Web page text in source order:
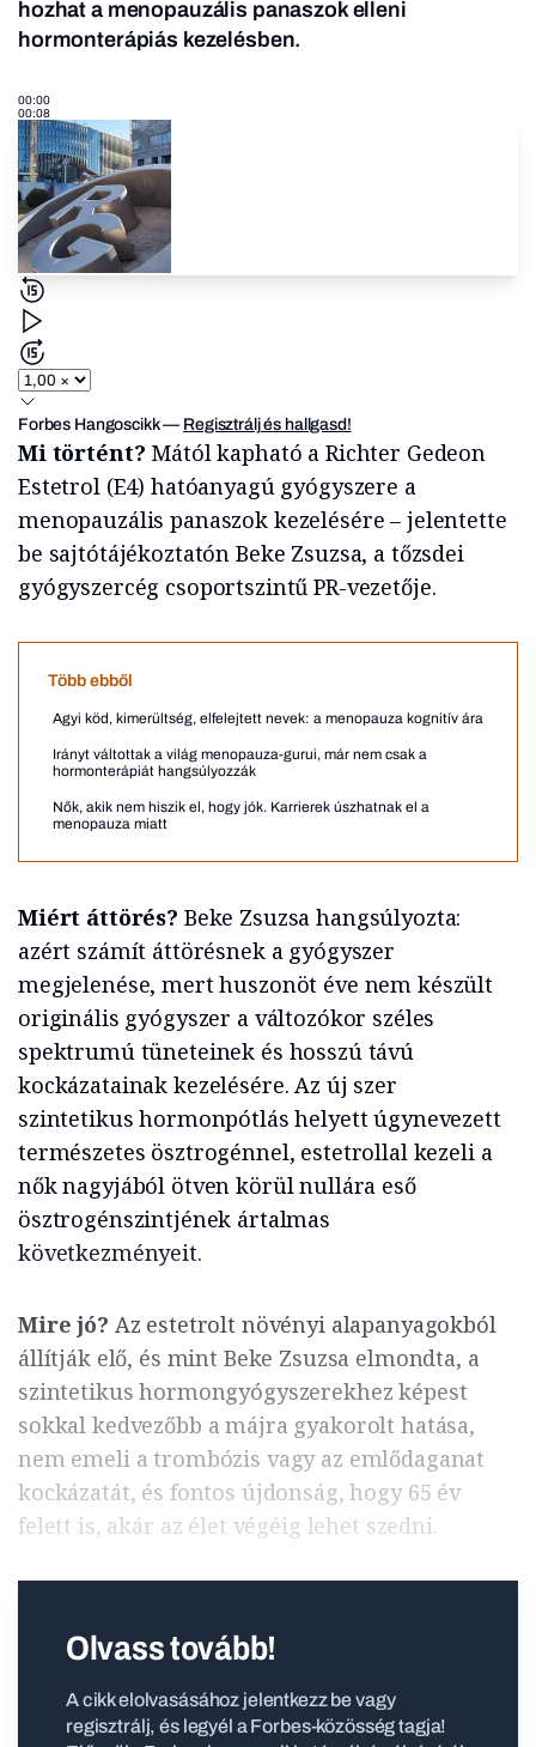
hozhat a menopauzális panaszok elleni
hormonterápiás kezelésben.
00:00
00:08
Forbes Hangoscikk— Regisztrálj és hallgasd!
Mi történt? Mától kapható a Richter Gedeon
Estetrol (E4) hatóanyagú gyógyszere a
menopauzális panaszok kezelésére – jelentette
be sajtótájékoztatón Beke Zsuzsa, a tőzsdei
gyógyszercég csoportszintű PR-vezetője.
Több ebből
Agyi köd, kimerültség, elfelejtett nevek: a menopauza kognitív ára
Irányt váltottak a világ menopauza-gurui, már nem csak a
hormonterápiát hangsúlyozzák
Nők, akik nem hiszik el, hogy jók. Karrierek úszhatnak el a
menopauza miatt
Miért áttörés? Beke Zsuzsa hangsúlyozta:
azért számít áttörésnek a gyógyszer
megjelenése, mert huszonöt éve nem készült
originális gyógyszer a változókor széles
spektrumú tüneteinek és hosszú távú
kockázatainak kezelésére. Az új szer
szintetikus hormonpótlás helyett úgynevezett
természetes ösztrogénnel, estetrollal kezeli a
nők nagyjából ötven körül nullára eső
ösztrogénszintjének ártalmas
következményeit.
Mire jó? Az estetrolt növényi alapanyagokból
állítják elő, és mint Beke Zsuzsa elmondta, a
szintetikus hormongyógyszerekhez képest
sokkal kedvezőbb a májra gyakorolt hatása,
nem emeli a trombózis vagy az emlődaganat
kockázatát, és fontos újdonság, hogy 65 év
felett is, akár az élet végéig lehet szedni.
Olvass tovább!
A cikk elolvasásához jelentkezz be vagy
regisztrálj, és legyél a Forbes-közösség tagja!